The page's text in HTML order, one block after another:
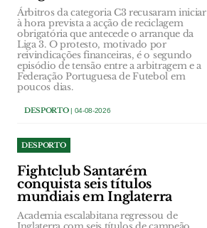
Árbitros da categoria C3 recusaram iniciar
à hora prevista a acção de reciclagem
obrigatória que antecede o arranque da
Liga 3. O protesto, motivado por
reivindicações financeiras, é o segundo
episódio de tensão entre a arbitragem e a
Federação Portuguesa de Futebol em
poucos dias.
DESPORTO| 04-08-2026
DESPORTO
Fightclub Santarém
conquista seis títulos
mundiais em Inglaterra
Academia escalabitana regressou de